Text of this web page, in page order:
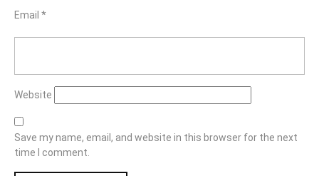
Email *
Website
Save my name, email, and website in this browser for the next
time I comment.